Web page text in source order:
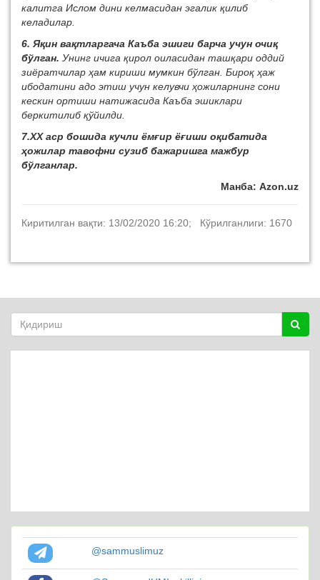
калитга Ислом дини келмасидан эгалик қилиб
келадилар.
6. Яқин вақтларгача Каъба эшиги барча учун очиқ
бўлган. Унинг ичига қирол оиласидан ташқари оддий
зиёратчилар ҳам кириши мумкин бўлган. Бироқ ҳаж
ибодатини адо этиш учун келувчи ҳожиларнинг сони
кескин ортиши натижасида Каъба эшиклари
беркитилиб қўйилди.
7.XX аср бошида кучли ёмғир ёғиши оқибатида
ҳожилар тавофни сузиб бажаришга мажбур
бўлганлар.
Манба: Azon.uz
Киритилган вақти: 13/02/2020 16:20; Кўрилганлиги: 1670
@sammuslimuz